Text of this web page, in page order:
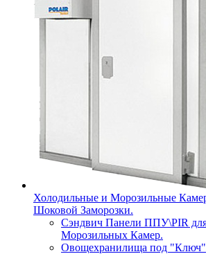
Холодильные и Морозильные
Шоковой Заморозки.
Сэндвич Панели ППУ\PIR
Морозильных Камер.
Овощехранилища под "Ключ"